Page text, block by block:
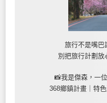
旅行不是嘴巴
別把旅行計劃放
📸我是傑森，一
368鄉鎮計畫｜特